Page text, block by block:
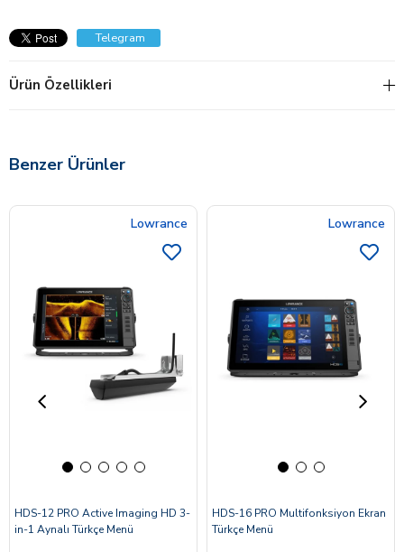
Telegram
Ürün Özellikleri
Benzer Ürünler
Lowrance
HDS-12 PRO Active Imaging HD 3-
in-1 Aynalı Türkçe Menü
Lowrance
HDS-16 PRO Multifonksiyon Ekran
Türkçe Menü